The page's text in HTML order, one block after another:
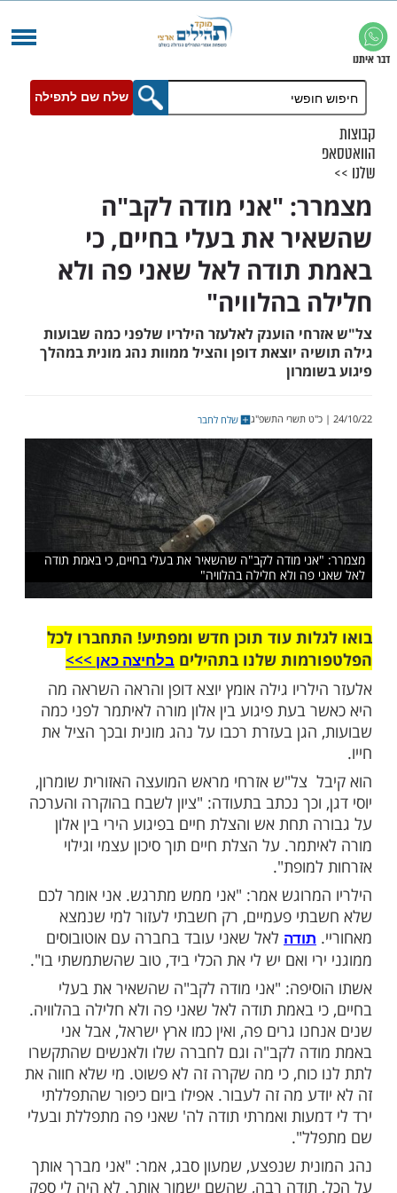
שלח שם לתפילה
"אני מודה לקב"ה
את בעלי בחיים, כי
תודה לאל שאני פה ולא
בהלוויה"
הוענק לאלעזר הילריו שלפני כמה שבועות
יוצאת דופן והציל ממוות נהג מונית במהלך
שלח לחבר
מודה לקב"ה שהשאיר את בעלי בחיים, כי באמת תודה
ולא חלילה בהלוויה"
עוד תוכן חדש ומפתיע! התחברו לכל
שלנו בתהיליםבלחיצה כאן >>>​
גילה אומץ יוצא דופן והראה השראה מה
בעת פיגוע בין אלון מורה לאיתמר לפני כמה
בעזרת רכבו על נהג מונית ובכך הציל את
צל"ש אזרחי מראש המועצה האזורית שומרון,
וכך נכתב בתעודה: "ציון לשבח בהוקרה והערכה
אש והצלת חיים בפיגוע הירי בין אלון
על הצלת חיים תוך סיכון עצמי וגילוי
אמר: "אני ממש מתרגש. אני אומר לכם
פעמיים, רק חשבתי לעזור למי שנמצא
תודהלאל שאני עובד בחברה עם אוטובוסים